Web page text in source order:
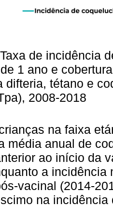
Taxa de incidência
1 ano e
difteria, tétano e
2008-2018
na faixa
média anual de
ao início da
a
vacinal (2014-
na